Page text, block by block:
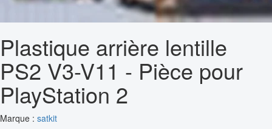
Plastique arrière lentille
PS2 V3-V11 - Pièce pour
PlayStation 2
Marque : satkit